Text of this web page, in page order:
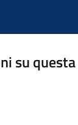
su questa